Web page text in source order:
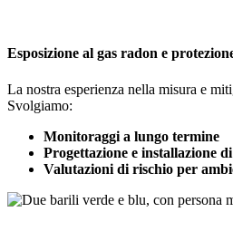
Esposizione al gas radon e
La nostra esperienza nella misura e
Svolgiamo:
Monitoraggi a lungo termine
Progettazione e installazione
Valutazioni di rischio per